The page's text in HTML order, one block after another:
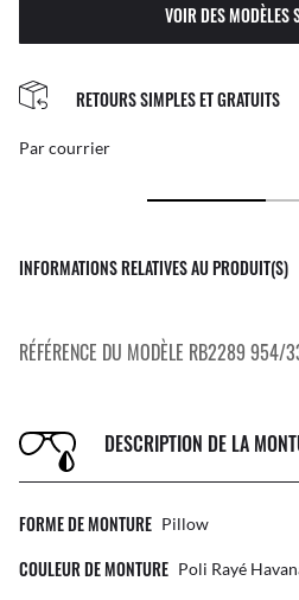
VOIR DES MODÈLES
RETOURS SIMPLES ET GRATUITS
Par courrier
INFORMATIONS RELATIVES AU PRODUIT(S)
RÉFÉRENCE DU MODÈLE RB2289 954/
DESCRIPTION DE LA
FORME DE MONTURE Pillow
COULEUR DE MONTURE Poli Rayé